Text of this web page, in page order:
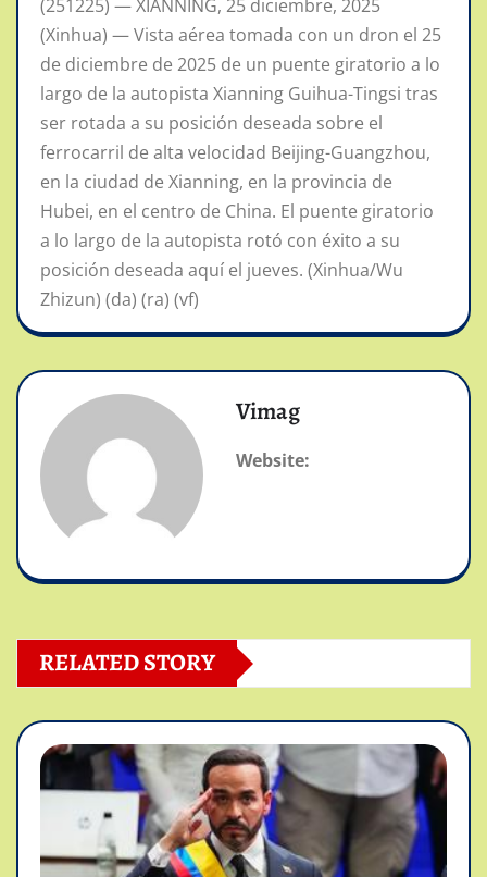
(251225) — XIANNING, 25 diciembre, 2025
(Xinhua) — Vista aérea tomada con un dron el 25
de diciembre de 2025 de un puente giratorio a lo
largo de la autopista Xianning Guihua-Tingsi tras
ser rotada a su posición deseada sobre el
ferrocarril de alta velocidad Beijing-Guangzhou,
en la ciudad de Xianning, en la provincia de
Hubei, en el centro de China. El puente giratorio
a lo largo de la autopista rotó con éxito a su
posición deseada aquí el jueves. (Xinhua/Wu
Zhizun) (da) (ra) (vf)
Vimag
Website:
RELATED STORY